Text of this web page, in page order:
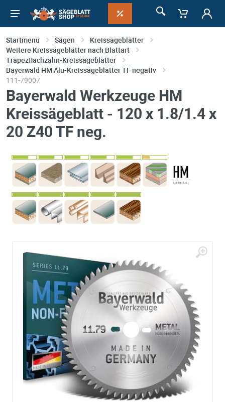
Startmenü Sägen
Kreissägeblätter
Weitere Kreissägeblätter nach Blattart
Trapezflachzahn-Kreissägeblätter
Bayerwald HM Alu-Kreissägeblätter TF negativ
111-79007
Bayerwald Werkzeuge HM
Kreissägeblatt - 120 x 1.8/1.4 x
20 Z40 TF neg.